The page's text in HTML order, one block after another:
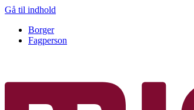
Gå til indhold
Borger
Fagperson